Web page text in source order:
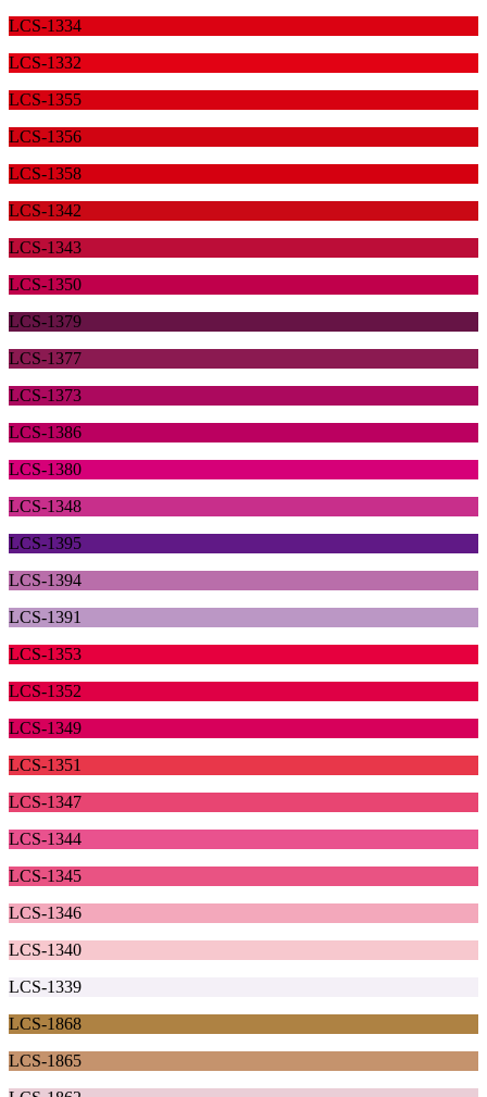
LCS-1334
LCS-1332
LCS-1355
LCS-1356
LCS-1358
LCS-1342
LCS-1343
LCS-1350
LCS-1379
LCS-1377
LCS-1373
LCS-1386
LCS-1380
LCS-1348
LCS-1395
LCS-1394
LCS-1391
LCS-1353
LCS-1352
LCS-1349
LCS-1351
LCS-1347
LCS-1344
LCS-1345
LCS-1346
LCS-1340
LCS-1339
LCS-1868
LCS-1865